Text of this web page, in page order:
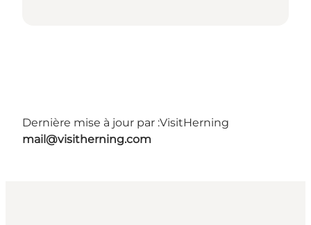
Dernière mise à jour par :VisitHerning
mail@visitherning.com